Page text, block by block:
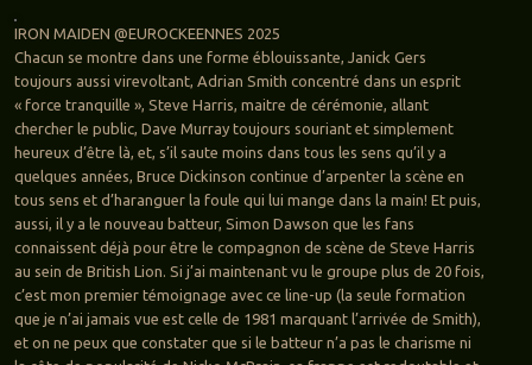
IRON MAIDEN @EUROCKEENNES 2025
Chacun se montre dans une forme éblouissante, Janick Gers
toujours aussi virevoltant, Adrian Smith concentré dans un esprit
« force tranquille », Steve Harris, maitre de cérémonie, allant
chercher le public, Dave Murray toujours souriant et simplement
heureux d’être là, et, s’il saute moins dans tous les sens qu’il y a
quelques années, Bruce Dickinson continue d’arpenter la scène en
tous sens et d’haranguer la foule qui lui mange dans la main! Et puis,
aussi, il y a le nouveau batteur, Simon Dawson que les fans
connaissent déjà pour être le compagnon de scène de Steve Harris
au sein de British Lion. Si j’ai maintenant vu le groupe plus de 20 fois,
c’est mon premier témoignage avec ce line-up (la seule formation
que je n’ai jamais vue est celle de 1981 marquant l’arrivée de Smith),
et on ne peux que constater que si le batteur n’a pas le charisme ni